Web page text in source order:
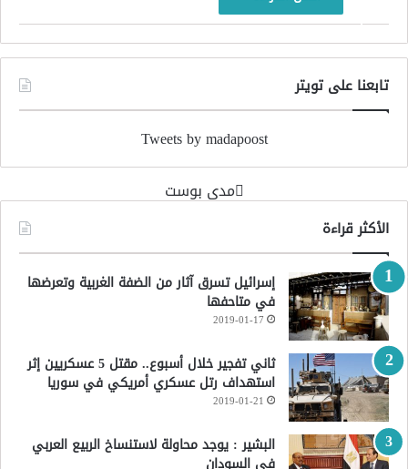
تابعنا على تويتر
Tweets by madapoost
‏مدى بوست‏
الأكثر قراءة
إسرائيل تسرق آثار من الضفة الغربية وتعرضها
في متاحفها
2019-01-17
ثاني تفجير خلال أسبوع.. مقتل 5 عسكريين إثر
استهداف رتل عسكري أمريكي في سوريا
2019-01-21
البشير : يوجد محاولة لاستنساخ الربيع العربي
في السودان